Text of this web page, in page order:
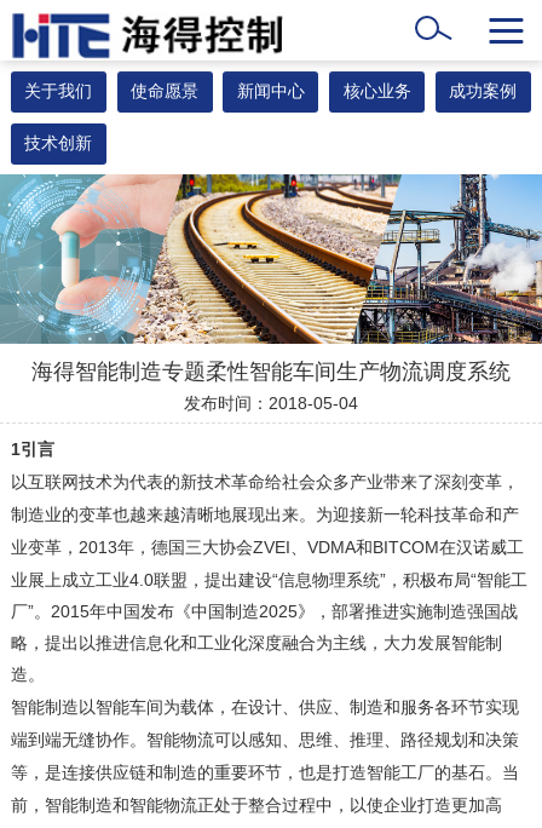
关于我们 使命愿景 新闻中心 核心业务 成功案例
技术创新
海得智能制造专题柔性智能车间生产物流调度系统
发布时间：2018-05-04
1引言
以互联网技术为代表的新技术革命给社会众多产业带来了深刻变革，
制造业的变革也越来越清晰地展现出来。为迎接新一轮科技革命和产
业变革， 2013年，德国三大协会ZVEI、VDMA和BITCOM在汉诺威工
业展上成立工业4.0联盟，提出建设“信息物理系统”，积极布局“智能工
厂”。2015年中国发布《中国制造2025》，部署推进实施制造强国战
略，提出以推进信息化和工业化深度融合为主线，大力发展智能制
造。
智能制造以智能车间为载体，在设计、供应、制造和服务各环节实现
端到端无缝协作。智能物流可以感知、思维、推理、路径规划和决策
等，是连接供应链和制造的重要环节，也是打造智能工厂的基石。当
前，智能制造和智能物流正处于整合过程中 ，以使企业打造更加高